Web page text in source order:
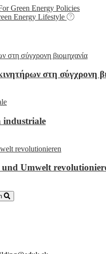
Green Energy Policies
Energy Lifestyle
στη σύγχρονη
industriale
Umwelt